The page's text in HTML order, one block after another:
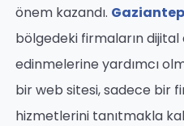
önem kazandı.
bölgedeki firmaların
edinmelerine yardımcı
bir web sitesi, sadece bir
hizmetlerini tanıtmakla